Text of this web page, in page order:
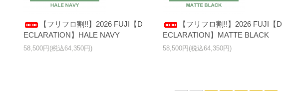
【フリフロ割!!】2026 FUJI【D
ECLARATION】HALE NAVY
58,500円(税込64,350円)
【フリフロ割!!】2026 FUJI【D
ECLARATION】MATTE BLACK
58,500円(税込64,350円)